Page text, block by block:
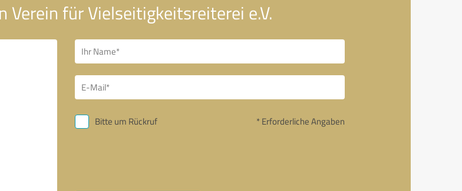
Verein für Vielseitigkeitsreiterei e.V.
Bitte um Rückruf * Erforderliche Angaben